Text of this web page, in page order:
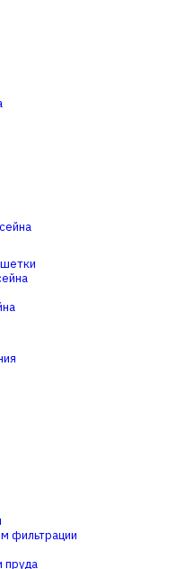
фильтрации
пруда